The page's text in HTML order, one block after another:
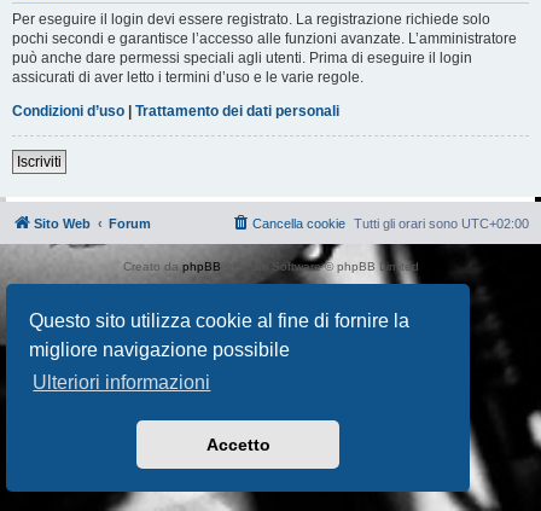
Questo sito utilizza cookie al fine di fornire la
migliore navigazione possibile
Ulteriori informazioni
Accetto
Per eseguire il login devi essere registrato. La registrazione richiede solo
pochi secondi e garantisce l’accesso alle funzioni avanzate. L’amministratore
può anche dare permessi speciali agli utenti. Prima di eseguire il login
assicurati di aver letto i termini d’uso e le varie regole.
Condizioni d’uso
Trattamento dei dati personali
Iscriviti
Sito Web Forum Tutti gli orari sono UTC+02:00
Cancella cookie
Creato da phpBB ® Forum Software © phpBB Limited
Traduzione ItalianaphpBB-Italia.it
Privacy |Condizioni